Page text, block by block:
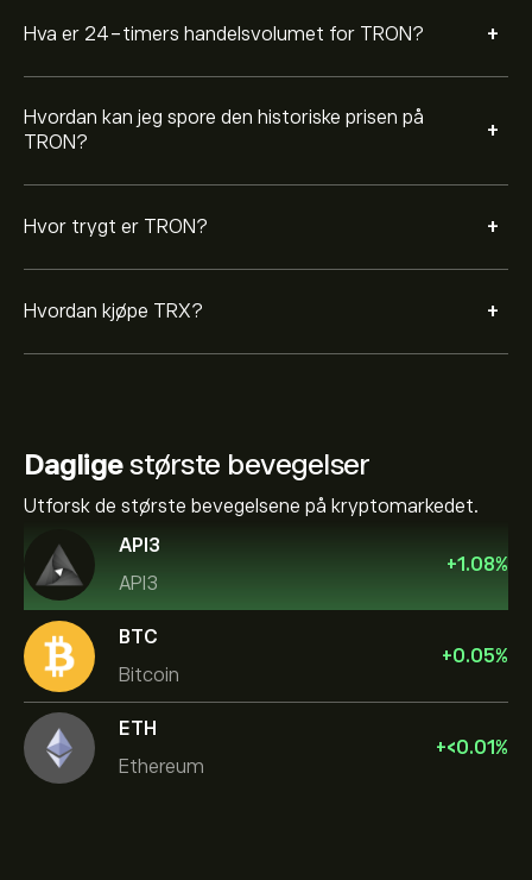
Hva er 24-timers handelsvolumet for TRON? +
Hvordan kan jeg spore den historiske prisen på
TRON?
+
Hvor trygt er TRON? +
Hvordan kjøpe TRX? +
Dagligestørste bevegelser
Utforsk de største bevegelsene på kryptomarkedet.
API3
API3
+1.08%
BTC
Bitcoin
+0.05%
ETH
Ethereum
+‎<‎0.01%